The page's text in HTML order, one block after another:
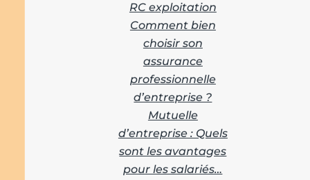
RC exploitation
Comment bien
choisir son
assurance
professionnelle
d’entreprise ?
Mutuelle
d’entreprise : Quels
sont les avantages
pour les salariés…